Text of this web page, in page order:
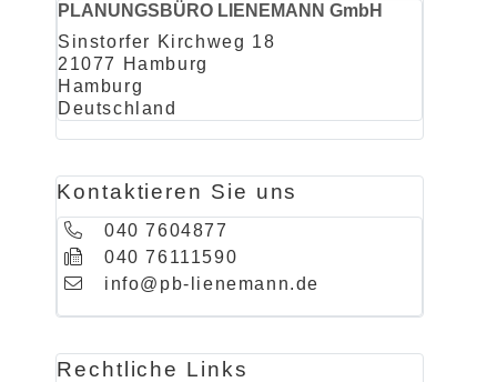
PLANUNGSBÜRO LIENEMANN GmbH
Sinstorfer Kirchweg 18
21077 Hamburg
Hamburg
Deutschland
Kontaktieren Sie uns
040 7604877
040 76111590
info@pb-lienemann.de
Rechtliche Links